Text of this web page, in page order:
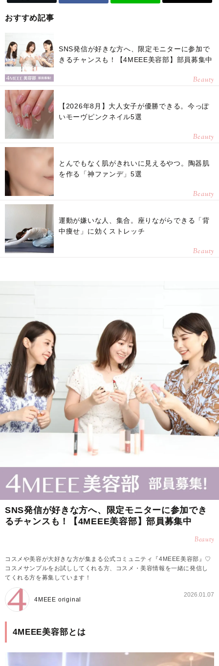
おすすめ記事
SNS発信が好きな方へ、限定モニターに参加で
きるチャンスも！【4MEEE美容部】部員募集中
Beauty
【2026年8月】大人女子が優勝できる。今っぽ
いモーヴピンクネイル5選
Beauty
とんでもなく肌がきれいに見えるやつ。陶器肌
を作る「神ファンデ」5選
Beauty
運動が嫌いな人、集合。座りながらできる「背
中痩せ」に効くストレッチ
Beauty
SNS発信が好きな方へ、限定モニターに参加でき
るチャンスも！【4MEEE美容部】部員募集中
Beauty
コスメや美容が大好きな方が集まる公式コミュニティ『4MEEE美容部』♡
コスメサンプルをお試ししてくれる方、コスメ・美容情報を一緒に発信し
てくれる方を募集しています！
4MEEE original
2026.01.07
4MEEE美容部とは